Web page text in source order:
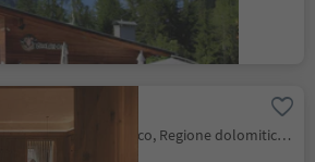
Riscone, Brunico, Regione dolomitica Plan de Corones